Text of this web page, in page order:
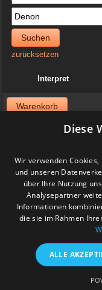
Suchen
zurücksetzen
Interpret
Warenkorb
Jazzvinyl.ch ist am
Schallplattenbörse
Wir haben auch
viel Dolphy, Art
Feedback
Diese
Wir verwenden
und unseren
über Ihre Nutzung
Analysepartner
Informationen
die sie im Rahmen
ALLE